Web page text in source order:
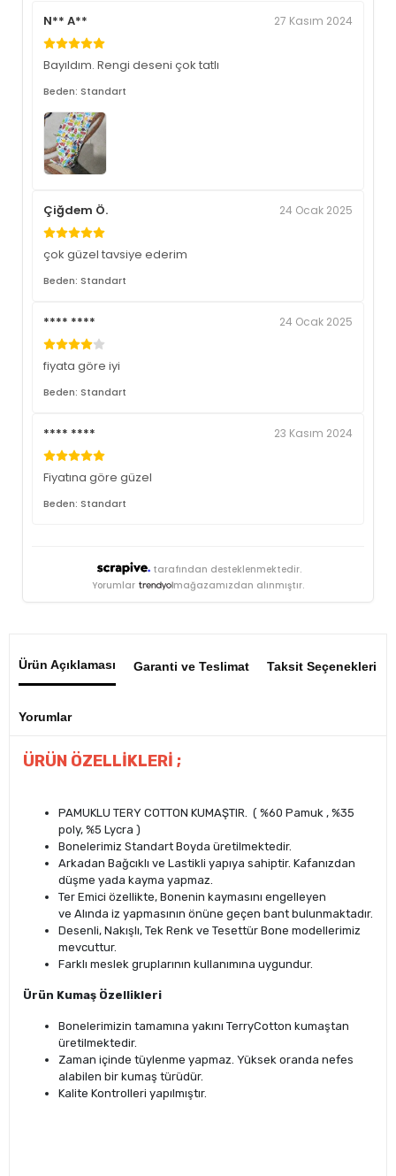
N** A** 27 Kasım 2024
Bayıldım. Rengi deseni çok tatlı
Beden: Standart
Çiğdem Ö. 24 Ocak 2025
çok güzel tavsiye ederim
Beden: Standart
**** **** 24 Ocak 2025
fiyata göre iyi
Beden: Standart
**** **** 23 Kasım 2024
Fiyatına göre güzel
Beden: Standart
tarafından desteklenmektedir.
Yorumlar
mağazamızdan alınmıştır.
Ürün Açıklaması Garanti ve Teslimat Taksit Seçenekleri
Yorumlar
ÜRÜN ÖZELLİKLERİ ;
PAMUKLU TERY COTTON KUMAŞTIR. ( %60 Pamuk , %35
poly, %5 Lycra )
Bonelerimiz Standart Boyda üretilmektedir.
Arkadan Bağcıklı ve Lastikli yapıya sahiptir. Kafanızdan
düşme yada kayma yapmaz.
Ter Emici özellikte, Bonenin kaymasını engelleyen
ve Alında iz yapmasının önüne geçen bant bulunmaktadır.
Desenli, Nakışlı, Tek Renk ve Tesettür Bone modellerimiz
mevcuttur.
Farklı meslek gruplarının kullanımına uygundur.
Ürün Kumaş Özellikleri
Bonelerimizin tamamına yakını TerryCotton kumaştan
üretilmektedir.
Zaman içinde tüylenme yapmaz. Yüksek oranda nefes
alabilen bir kumaş türüdür.
Kalite Kontrolleri yapılmıştır.